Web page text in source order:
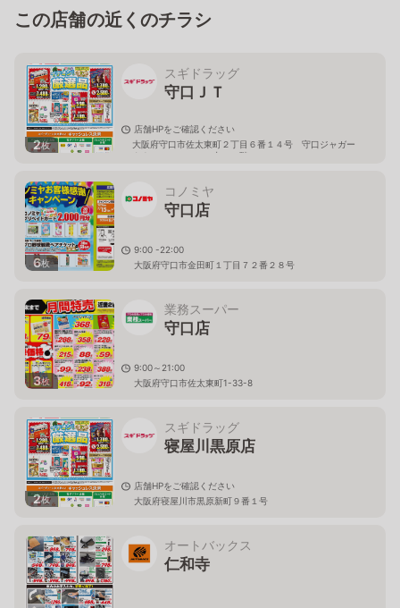
この店舗の近くのチラシ
2枚
スギドラッグ
守口ＪＴ
店舗HPをご確認ください
大阪府守口市佐太東町２丁目６番１４号 守口ジャガー
タウン ＧＲＥＥＮ内 １階
6枚
コノミヤ
守口店
9:00 -22:00
大阪府守口市金田町１丁目７２番２８号
3枚
業務スーパー
守口店
9:00～21:00
大阪府守口市佐太東町1-33-8
2枚
スギドラッグ
寝屋川黒原店
店舗HPをご確認ください
大阪府寝屋川市黒原新町９番１号
オートバックス
仁和寺